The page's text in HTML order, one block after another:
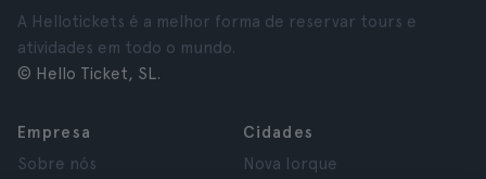
A Hellotickets é a melhor forma de reservar tours e
atividades em todo o mundo.
© Hello Ticket, SL.
Empresa
Sobre nós
Cidades
Nova Iorque